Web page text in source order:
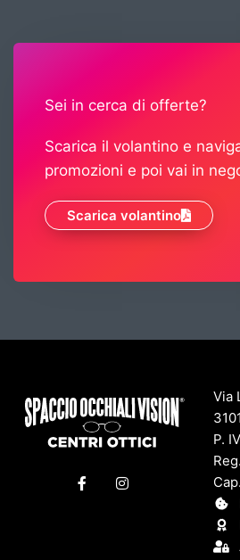
Sei in cerca di offerte?
Scarica il volantino e
promozioni e poi vai in
Scarica volantino
F
a
I
n
Via
P.